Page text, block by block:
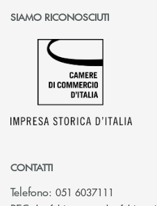
SIAMO RICONOSCIUTI
CONTATTI
Telefono: 051 6037111